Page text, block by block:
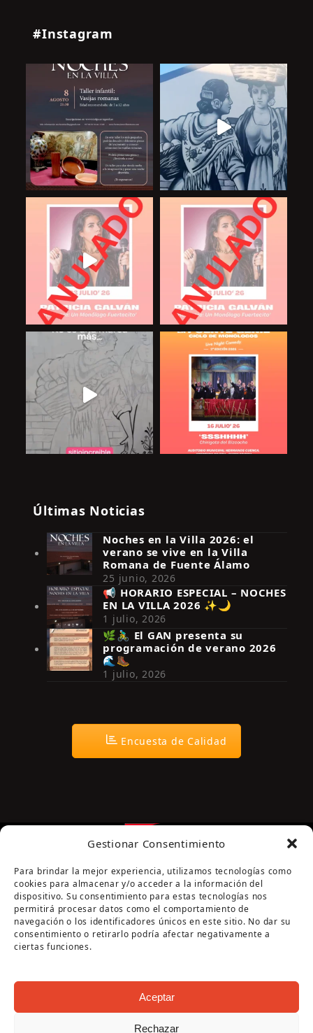
Gestionar Consentimiento
Para brindar la mejor experiencia, utilizamos tecnologías como
cookies para almacenar y/o acceder a la información del
dispositivo. Su consentimiento para estas tecnologías nos
permitirá procesar datos como el comportamiento de
navegación o los identificadores únicos en este sitio. No dar su
consentimiento o retirarlo podría afectar negativamente a
ciertas funciones.
Aceptar
Rechazar
#Instagram
Síguenos en Instagram
Últimas Noticias
Noches en la Villa 2026: el
verano se vive en la Villa
Romana de Fuente Álamo
25 junio, 2026
📢 HORARIO ESPECIAL – NOCHES
EN LA VILLA 2026 ✨🌙
1 julio, 2026
🌿🚴‍♂️ El GAN presenta su
programación de verano 2026
🌊🥾
1 julio, 2026
Encuesta de Calidad
Página cofinanciada por la Diputación de Córdoba